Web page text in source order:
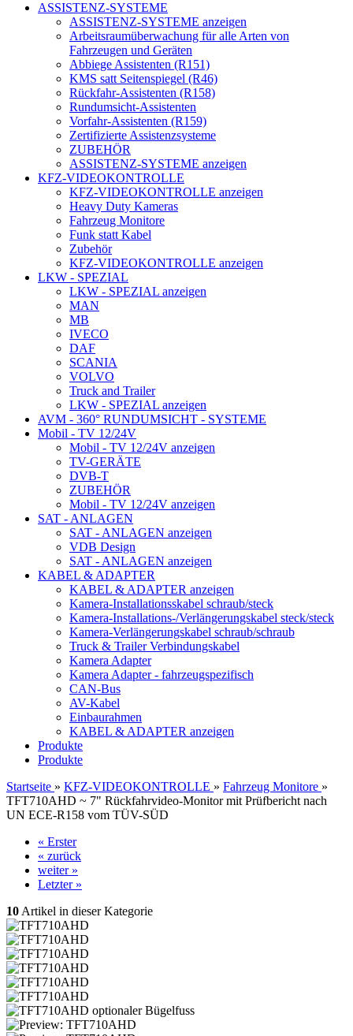
ASSISTENZ-SYSTEME
ASSISTENZ-SYSTEME anzeigen
Arbeitsraumüberwachung für alle Arten von
Fahrzeugen und Geräten
Abbiege Assistenten (R151)
KMS satt Seitenspiegel (R46)
Rückfahr-Assistenten (R158)
Rundumsicht-Assistenten
Vorfahr-Assistenten (R159)
Zertifizierte Assistenzsysteme
ZUBEHÖR
ASSISTENZ-SYSTEME anzeigen
KFZ-VIDEOKONTROLLE
KFZ-VIDEOKONTROLLE anzeigen
Heavy Duty Kameras
Fahrzeug Monitore
Funk statt Kabel
Zubehör
KFZ-VIDEOKONTROLLE anzeigen
LKW - SPEZIAL
LKW - SPEZIAL anzeigen
MAN
MB
IVECO
DAF
SCANIA
VOLVO
Truck and Trailer
LKW - SPEZIAL anzeigen
AVM - 360° RUNDUMSICHT - SYSTEME
Mobil - TV 12/24V
Mobil - TV 12/24V anzeigen
TV-GERÄTE
DVB-T
ZUBEHÖR
Mobil - TV 12/24V anzeigen
SAT - ANLAGEN
SAT - ANLAGEN anzeigen
VDB Design
SAT - ANLAGEN anzeigen
KABEL & ADAPTER
KABEL & ADAPTER anzeigen
Kamera-Installationsskabel schraub/steck
Kamera-Installations-/Verlängerungskabel steck/steck
Kamera-Verlängerungskabel schraub/schraub
Truck & Trailer Verbindungskabel
Kamera Adapter
Kamera Adapter - fahrzeugspezifisch
CAN-Bus
AV-Kabel
Einbaurahmen
KABEL & ADAPTER anzeigen
Produkte
Produkte
Startseite » KFZ-VIDEOKONTROLLE » Fahrzeug Monitore »
TFT710AHD ~ 7" Rückfahrvideo-Monitor mit Prüfbericht nach
UN ECE-R158 vom TÜV-SÜD
« Erster
« zurück
weiter »
Letzter »
10 Artikel in dieser Kategorie